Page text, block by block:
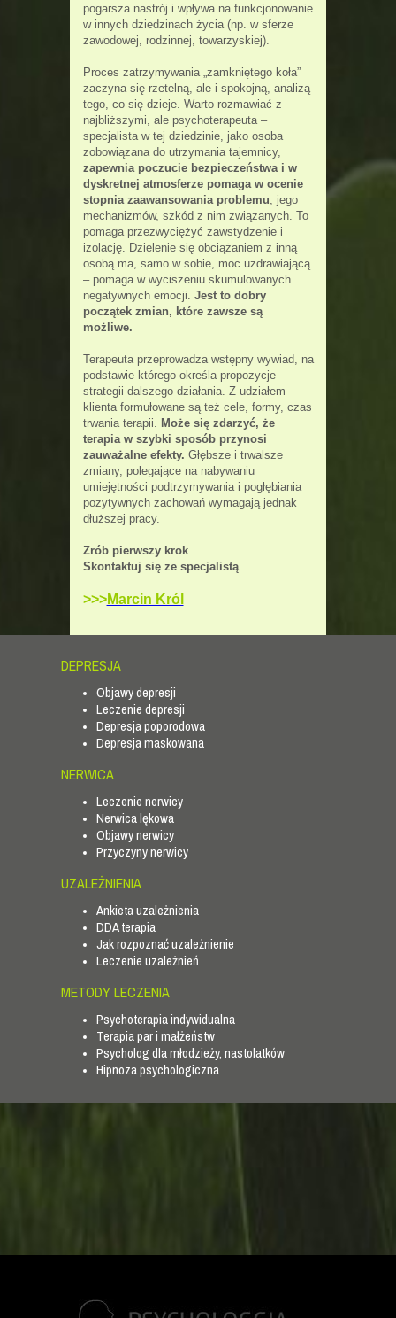
pogarsza nastrój i wpływa na funkcjonowanie
w innych dziedzinach życia (np. w sferze
zawodowej, rodzinnej, towarzyskiej).
Proces zatrzymywania „zamkniętego koła”
zaczyna się rzetelną, ale i spokojną, analizą
tego, co się dzieje. Warto rozmawiać z
najbliższymi, ale psychoterapeuta –
specjalista w tej dziedzinie, jako osoba
zobowiązana do utrzymania tajemnicy,
zapewnia poczucie bezpieczeństwa i w
dyskretnej atmosferze pomaga w ocenie
stopnia zaawansowania problemu, jego
mechanizmów, szkód z nim związanych. To
pomaga przezwyciężyć zawstydzenie i
izolację. Dzielenie się obciążaniem z inną
osobą ma, samo w sobie, moc uzdrawiającą
– pomaga w wyciszeniu skumulowanych
negatywnych emocji. Jest to dobry
początek zmian, które zawsze są
możliwe.
Terapeuta przeprowadza wstępny wywiad, na
podstawie którego określa propozycje
strategii dalszego działania. Z udziałem
klienta formułowane są też cele, formy, czas
trwania terapii. Może się zdarzyć, że
terapia w szybki sposób przynosi
zauważalne efekty. Głębsze i trwalsze
zmiany, polegające na nabywaniu
umiejętności podtrzymywania i pogłębiania
pozytywnych zachowań wymagają jednak
dłuższej pracy.
Zrób pierwszy krok
Skontaktuj się ze specjalistą
>>>Marcin Król
DEPRESJA
Objawy depresji
Leczenie depresji
Depresja poporodowa
Depresja maskowana
NERWICA
Leczenie nerwicy
Nerwica lękowa
Objawy nerwicy
Przyczyny nerwicy
UZALEŻNIENIA
Ankieta uzależnienia
DDA terapia
Jak rozpoznać uzależnienie
Leczenie uzależnień
METODY LECZENIA
Psychoterapia indywidualna
Terapia par i małżeństw
Psycholog dla młodzieży, nastolatków
Hipnoza psychologiczna